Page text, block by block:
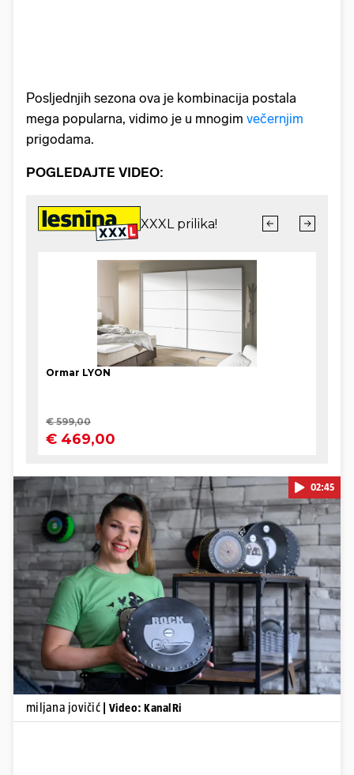
Posljednjih sezona ova je kombinacija postala
mega popularna, vidimo je u mnogim večernjim
prigodama.
POGLEDAJTE VIDEO:
Pokretanje videa...
02:45
miljana jovičić | Video: KanalRi